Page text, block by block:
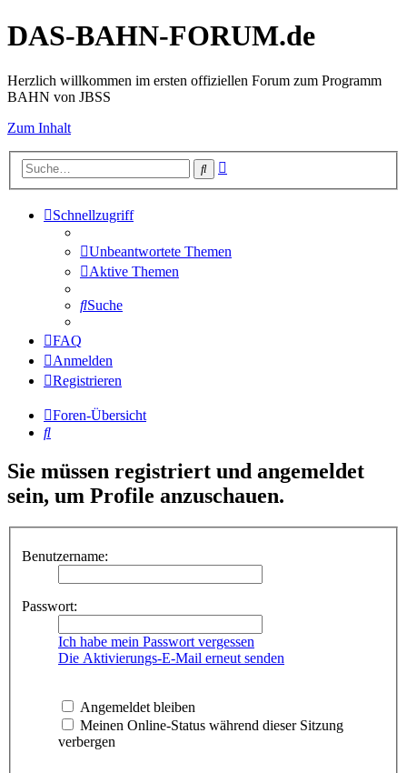
DAS-BAHN-FORUM.de
Herzlich willkommen im ersten offiziellen Forum zum Programm
BAHN von JBSS
Zum Inhalt
Suche
Schnellzugriff
Unbeantwortete Themen
Aktive Themen
Suche
FAQ
Anmelden
Registrieren
Foren-Übersicht
Suche
Sie müssen registriert und angemeldet
sein, um Profile anzuschauen.
Benutzername:
Passwort:
Ich habe mein Passwort vergessen
Die Aktivierungs-E-Mail erneut senden
Angemeldet bleiben
Meinen Online-Status während dieser Sitzung
verbergen